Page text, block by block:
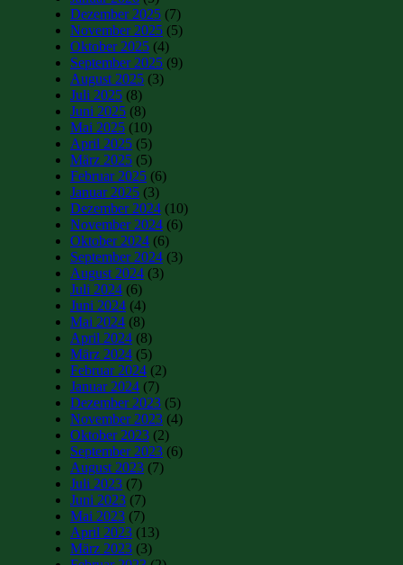
Dezember 2025 (7)
November 2025 (5)
Oktober 2025 (4)
September 2025 (9)
August 2025 (3)
Juli 2025 (8)
Juni 2025 (8)
Mai 2025 (10)
April 2025 (5)
März 2025 (5)
Februar 2025 (6)
Januar 2025 (3)
Dezember 2024 (10)
November 2024 (6)
Oktober 2024 (6)
September 2024 (3)
August 2024 (3)
Juli 2024 (6)
Juni 2024 (4)
Mai 2024 (8)
April 2024 (8)
März 2024 (5)
Februar 2024 (2)
Januar 2024 (7)
Dezember 2023 (5)
November 2023 (4)
Oktober 2023 (2)
September 2023 (6)
August 2023 (7)
Juli 2023 (7)
Juni 2023 (7)
Mai 2023 (7)
April 2023 (13)
März 2023 (3)